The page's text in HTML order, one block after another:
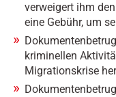
verweigert ihm
eine Gebühr, um
kriminellen
Migrationskrise